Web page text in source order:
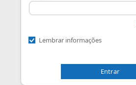
Lembrar informações
Entrar